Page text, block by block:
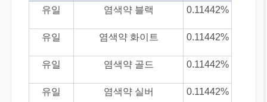
유일 염색약 블랙 0.11442%
유일 염색약 화이트 0.11442%
유일 염색약 골드 0.11442%
유일 염색약 실버 0.11442%